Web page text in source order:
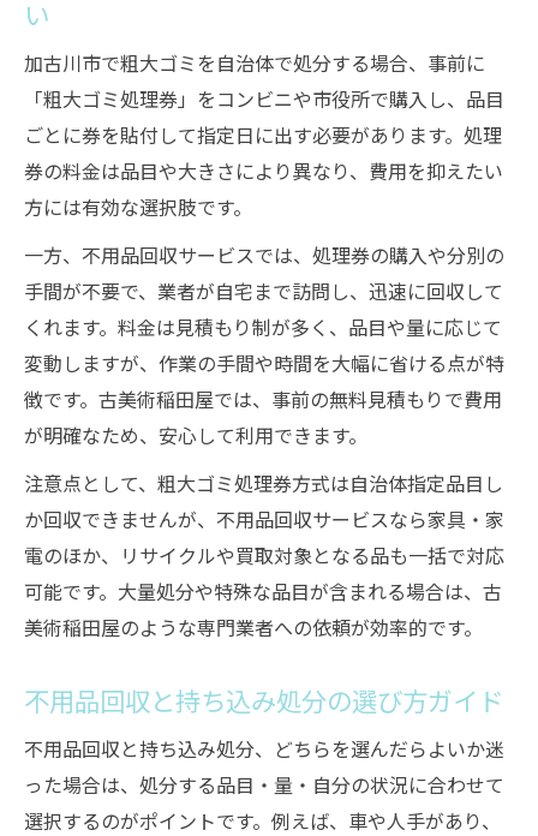
い
加古川市で粗大ゴミを自治体で処分する場合、事前に
「粗大ゴミ処理券」をコンビニや市役所で購入し、品目
ごとに券を貼付して指定日に出す必要があります。処理
券の料金は品目や大きさにより異なり、費用を抑えたい
方には有効な選択肢です。
一方、不用品回収サービスでは、処理券の購入や分別の
手間が不要で、業者が自宅まで訪問し、迅速に回収して
くれます。料金は見積もり制が多く、品目や量に応じて
変動しますが、作業の手間や時間を大幅に省ける点が特
徴です。古美術稲田屋では、事前の無料見積もりで費用
が明確なため、安心して利用できます。
注意点として、粗大ゴミ処理券方式は自治体指定品目し
か回収できませんが、不用品回収サービスなら家具・家
電のほか、リサイクルや買取対象となる品も一括で対応
可能です。大量処分や特殊な品目が含まれる場合は、古
美術稲田屋のような専門業者への依頼が効率的です。
不用品回収と持ち込み処分の選び方ガイド
不用品回収と持ち込み処分、どちらを選んだらよいか迷
った場合は、処分する品目・量・自分の状況に合わせて
選択するのがポイントです。例えば、車や人手があり、